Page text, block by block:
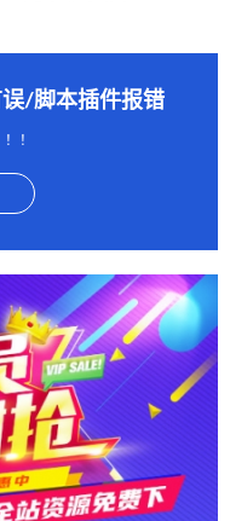
误/脚本插件报错
！